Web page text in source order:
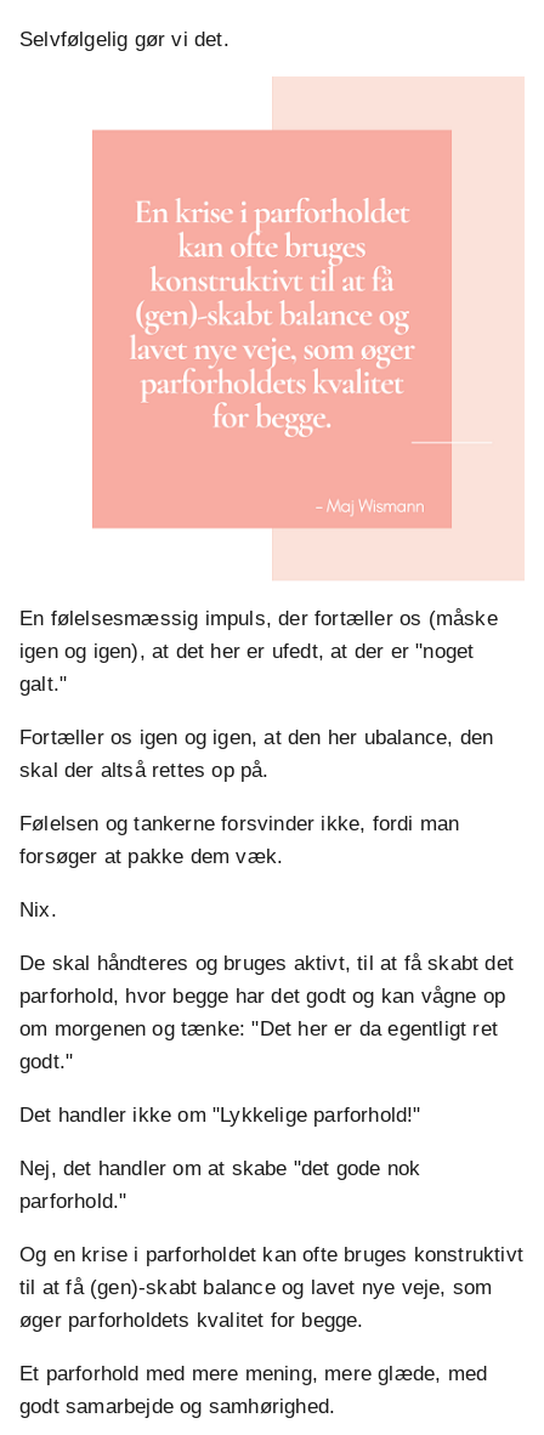
Selvfølgelig gør vi det.
En følelsesmæssig impuls, der fortæller os (måske
igen og igen), at det her er ufedt, at der er "noget
galt."
Fortæller os igen og igen, at den her ubalance, den
skal der altså rettes op på.
Følelsen og tankerne forsvinder ikke, fordi man
forsøger at pakke dem væk.
Nix.
De skal håndteres og bruges aktivt, til at få skabt det
parforhold, hvor begge har det godt og kan vågne op
om morgenen og tænke: "Det her er da egentligt ret
godt."
Det handler ikke om "Lykkelige parforhold!"
Nej, det handler om at skabe "det gode nok
parforhold."
Og en krise i parforholdet kan ofte bruges konstruktivt
til at få (gen)-skabt balance og lavet nye veje, som
øger parforholdets kvalitet for begge.
Et parforhold med mere mening, mere glæde, med
godt samarbejde og samhørighed.